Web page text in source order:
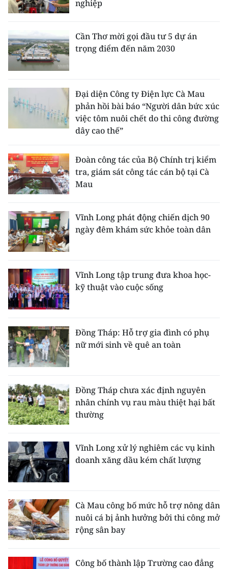
nghiệp
Cần Thơ mời gọi đầu tư 5 dự án
trọng điểm đến năm 2030
Đại diện Công ty Điện lực Cà Mau
phản hồi bài báo “Người dân bức xúc
việc tôm nuôi chết do thi công đường
dây cao thế”
Đoàn công tác của Bộ Chính trị kiểm
tra, giám sát công tác cán bộ tại Cà
Mau
Vĩnh Long phát động chiến dịch 90
ngày đêm khám sức khỏe toàn dân
Vĩnh Long tập trung đưa khoa học-
kỹ thuật vào cuộc sống
Đồng Tháp: Hỗ trợ gia đình có phụ
nữ mới sinh về quê an toàn
Đồng Tháp chưa xác định nguyên
nhân chính vụ rau màu thiệt hại bất
thường
Vĩnh Long xử lý nghiêm các vụ kinh
doanh xăng dầu kém chất lượng
Cà Mau công bố mức hỗ trợ nông dân
nuôi cá bị ảnh hưởng bởi thi công mở
rộng sân bay
Công bố thành lập Trường cao đẳng